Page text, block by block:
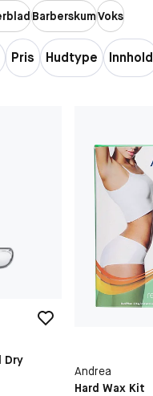
BarberskumVoks
Pris Hudtype Innhold
Dry
Andrea
Hard Wax Kit